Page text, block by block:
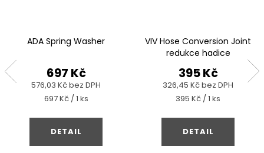
ADA Spring Washer
576,03 Kč bez DPH
697 Kč
Měrná
697 Kč / 1 ks
DETAIL
VIV Hose Conversion Joint
redukce hadice
326,45 Kč bez DPH
395 Kč
Měrná
395 Kč / 1 ks
DETAIL